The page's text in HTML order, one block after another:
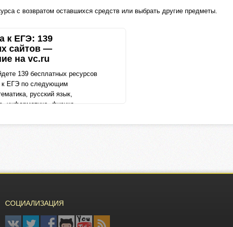
с возвратом оставшихся средств или выбрать другие предметы.
к ЕГЭ: 139
сайтов —
на vc.ru
139 бесплатных ресурсов
к ЕГЭ по следующим
русский язык,
информатика, физика
СОЦИАЛИЗАЦИЯ